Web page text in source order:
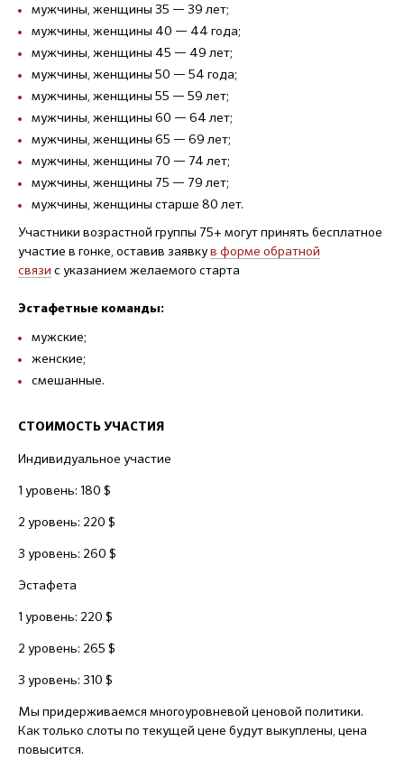
мужчины, женщины 35 — 39 лет;
мужчины, женщины 40 — 44 года;
мужчины, женщины 45 — 49 лет;
мужчины, женщины 50 — 54 года;
мужчины, женщины 55 — 59 лет;
мужчины, женщины 60 — 64 лет;
мужчины, женщины 65 — 69 лет;
мужчины, женщины 70 — 74 лет;
мужчины, женщины 75 — 79 лет;
мужчины, женщины старше 80 лет.
Участники возрастной группы 75+ могут принять бесплатное
участие в гонке, оставив заявкув форме обратной
связи с указанием желаемого старта
Эстафетные команды:
мужские;
женские;
смешанные.
СТОИМОСТЬ УЧАСТИЯ
Индивидуальное участие
1 уровень: 180 $
2 уровень: 220 $
3 уровень: 260 $
Эстафета
1 уровень: 220 $
2 уровень: 265 $
3 уровень: 310 $
Мы придерживаемся многоуровневой ценовой политики.
Как только слоты по текущей цене будут выкуплены, цена
повысится.